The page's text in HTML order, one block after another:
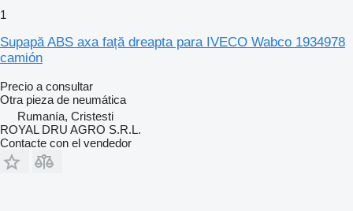
1
Supapă ABS axa față dreapta para IVECO Wabco 1934978
camión
Precio a consultar
Otra pieza de neumática
Rumanía, Cristesti
ROYAL DRU AGRO S.R.L.
Contacte con el vendedor